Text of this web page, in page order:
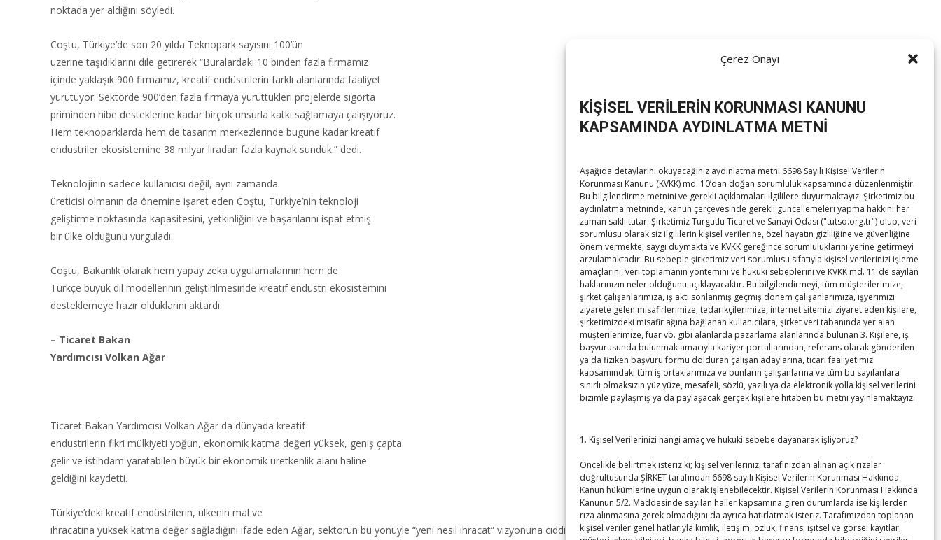
Çerez Onayı
KİŞİSEL VERİLERİN KORUNMASI KANUNU
KAPSAMINDA AYDINLATMA METNİ
Aşağıda detaylarını okuyacağınız aydınlatma metni 6698 Sayılı Kişisel Verilerin
Korunması Kanunu (KVKK) md. 10’dan doğan sorumluluk kapsamında düzenlenmiştir.
Bu bilgilendirme metnini ve gerekli açıklamaları ilgililere duyurmaktayız. Şirketimiz bu
aydınlatma metninde, kanun çerçevesinde gerekli güncellemeleri yapma hakkını her
zaman saklı tutar. Şirketimiz Turgutlu Ticaret ve Sanayi Odası ("tutso.org.tr") olup, veri
sorumlusu olarak siz ilgililerin kişisel verilerine, özel hayatın gizliliğine ve güvenliğine
önem vermekte, saygı duymakta ve KVKK gereğince sorumluluklarını yerine getirmeyi
arzulamaktadır. Bu sebeple şirketimiz veri sorumlusu sıfatıyla kişisel verilerinizi işleme
amaçlarını, veri toplamanın yöntemini ve hukuki sebeplerini ve KVKK md. 11 de sayılan
haklarınızın neler olduğunu açıklayacaktır. Bu bilgilendirmeyi, tüm müşterilerimize,
şirket çalışanlarımıza, iş akti sonlanmış geçmiş dönem çalışanlarımıza, işyerimizi
ziyarete gelen misafirlerimize, tedarikçilerimize, internet sitemizi ziyaret eden kişilere,
şirketimizdeki misafir ağına bağlanan kullanıcılara, şirket veri tabanında yer alan
müşterilerimize, fuar vb. gibi alanlarda pazarlama alanlarında bulunan 3. Kişilere, iş
başvurusunda bulunmak amacıyla kariyer portallarından, referans olarak gönderilen
ya da fiziken başvuru formu dolduran çalışan adaylarına, ticari faaliyetimiz
kapsamındaki tüm iş ortaklarımıza ve bunların çalışanlarına ve tüm bu sayılanlara
sınırlı olmaksızın yüz yüze, mesafeli, sözlü, yazılı ya da elektronik yolla kişisel verilerini
bizimle paylaşmış ya da paylaşacak gerçek kişilere hitaben bu metni yayınlamaktayız.
1. Kişisel Verilerinizi hangi amaç ve hukuki sebebe dayanarak işliyoruz?
Öncelikle belirtmek isteriz ki; kişisel verileriniz, tarafınızdan alınan açık rızalar
doğrultusunda ŞİRKET tarafından 6698 sayılı Kişisel Verilerin Korunması Hakkında
Kanun hükümlerine uygun olarak işlenebilecektir. Kişisel Verilerin Korunması Hakkında
Kanunun 5/2. Maddesinde sayılan haller kapsamına giren durumlarda ise kişilerden
rıza alınmasına gerek olmadığını da ayrıca hatırlatmak isteriz. Tarafımızdan toplanan
kişisel veriler genel hatlarıyla kimlik, iletişim, özlük, finans, işitsel ve görsel kayıtlar,
noktada yer aldığını söyledi.
Coştu, Türkiye’de son 20 yılda Teknopark sayısını 100’ün
üzerine taşıdıklarını dile getirerek “Buralardaki 10 binden fazla firmamız
içinde yaklaşık 900 firmamız, kreatif endüstrilerin farklı alanlarında faaliyet
yürütüyor. Sektörde 900’den fazla firmaya yürüttükleri projelerde sigorta
priminden hibe desteklerine kadar birçok unsurla katkı sağlamaya çalışıyoruz.
Hem teknoparklarda hem de tasarım merkezlerinde bugüne kadar kreatif
endüstriler ekosistemine 38 milyar liradan fazla kaynak sunduk.” dedi.
Teknolojinin sadece kullanıcısı değil, aynı zamanda
üreticisi olmanın da önemine işaret eden Coştu, Türkiye’nin teknoloji
geliştirme noktasında kapasitesini, yetkinliğini ve başarılarını ispat etmiş
bir ülke olduğunu vurguladı.
Coştu, Bakanlık olarak hem yapay zeka uygulamalarının hem de
Türkçe büyük dil modellerinin geliştirilmesinde kreatif endüstri ekosistemini
desteklemeye hazır olduklarını aktardı.
– Ticaret Bakan
Yardımcısı Volkan Ağar
Ticaret Bakan Yardımcısı Volkan Ağar da dünyada kreatif
endüstrilerin fikri mülkiyeti yoğun, ekonomik katma değeri yüksek, geniş çapta
gelir ve istihdam yaratabilen büyük bir ekonomik üretkenlik alanı haline
geldiğini kaydetti.
Türkiye’deki kreatif endüstrilerin, ülkenin mal ve
ihracatına yüksek katma değer sağladığını ifade eden Ağar, sektörün bu yönüyle “yeni nesil ihracat” vizyonuna ciddi katkıda bulunduğunu belirtti.